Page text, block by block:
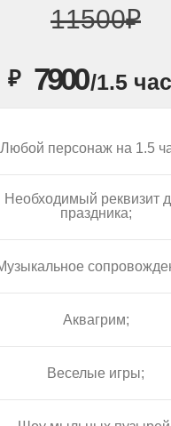
11500₽
₽ 7900/1.5
Любой персонаж на 1.5
Необходимый реквизит
праздника;
Аквагрим;
Веселые игры;